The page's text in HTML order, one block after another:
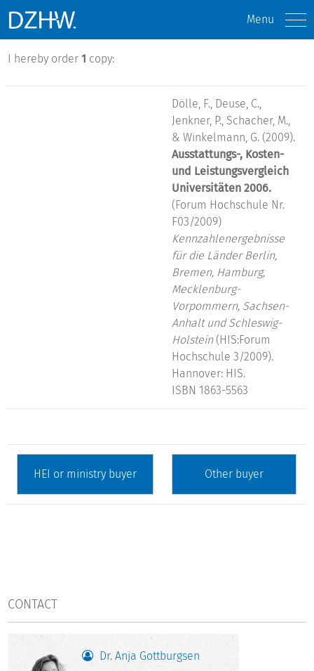
Menu
I hereby order1 copy:
Dölle, F., Deuse, C.,
Jenkner, P., Schacher, M.,
& Winkelmann, G. (2009).
Ausstattungs-, Kosten-
und Leistungsvergleich
Universitäten 2006.
(Forum Hochschule Nr.
F03/2009)
Kennzahlenergebnisse
für die Länder Berlin,
Bremen, Hamburg,
Mecklenburg-
Vorpommern, Sachsen-
Anhalt und Schleswig-
Holstein(HIS:Forum
Hochschule 3/2009).
Hannover: HIS.
ISBN 1863-5563
CONTACT
Dr. Anja Gottburgsen